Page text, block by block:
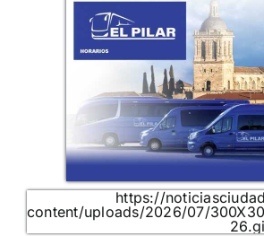
https://
content/uploads/2026/07/